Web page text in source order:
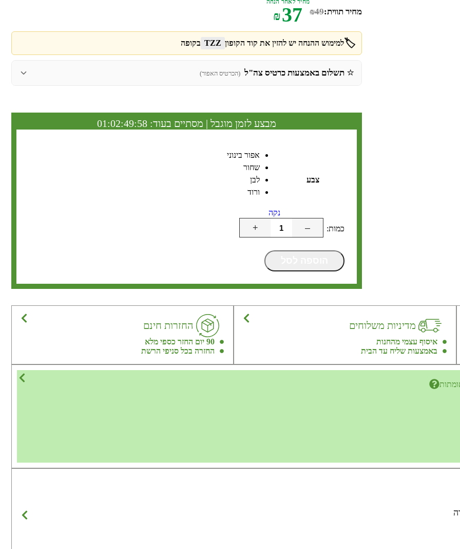
מחיר תווית: ₪49
מחיר לאחר הנחה
₪37
🏷️למימוש ההנחה יש להזין את קוד הקופון TZZ בקופה
⭐ תשלום באמצעות כרטיס צה"ל (הכרטיס האפור)
מבצע לזמן מוגבל | מסתיים בעוד: 01:02:49:57
צבע
אפור בינוני
שחור
לבן
ורוד
נקה
–
+
מדיניות משלוחים
איסוף עצמי מהחנות
באמצעות שליח עד הבית
החזרות חינם
90 יום החזר כספי מלא
החזרה בכל סניפי הרשת